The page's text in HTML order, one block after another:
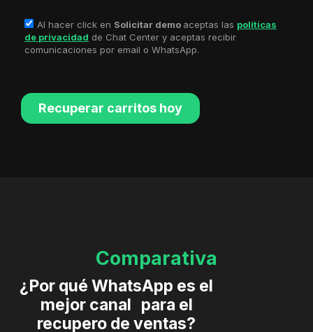
Comparativa
¿Por qué WhatsApp es el
mejor canal para el
recupero de ventas?